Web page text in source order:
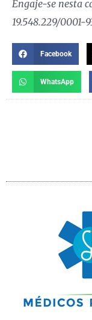
Engaje-se nesta
19.548.229/0001-
Facebook
WhatsApp